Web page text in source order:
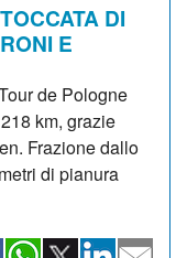
DI
E
de Pologne
km, grazie
Frazione dallo
di pianura